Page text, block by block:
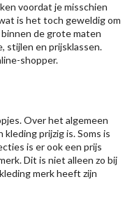
voordat je misschien
is het toch geweldig om
de grote maten
stijlen en prijsklassen.
shopper.
Over het algemeen
prijzig is. Soms is
is er ook een prijs
Dit is niet alleen zo bij
merk heeft zijn